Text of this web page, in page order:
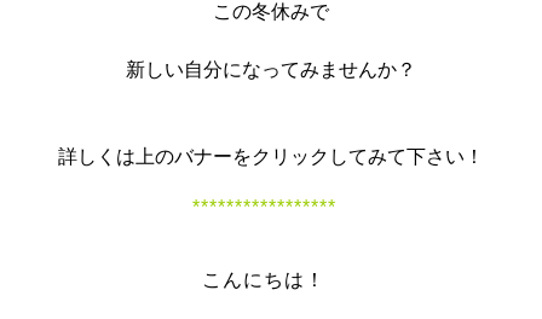
この冬休みで
新しい自分になってみませんか？
詳しくは上のバナーをクリックしてみて下さい！
*****************
こんにちは！